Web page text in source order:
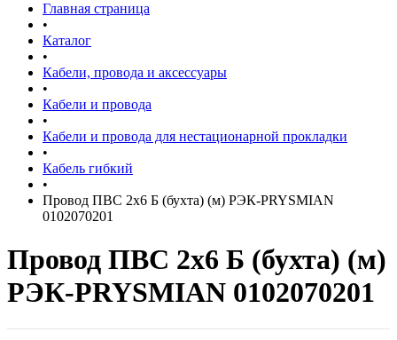
Главная страница
•
Каталог
•
Кабели, провода и аксессуары
•
Кабели и провода
•
Кабели и провода для нестационарной прокладки
•
Кабель гибкий
•
Провод ПВС 2х6 Б (бухта) (м) РЭК-PRYSMIAN
0102070201
Провод ПВС 2х6 Б (бухта) (м)
РЭК-PRYSMIAN 0102070201